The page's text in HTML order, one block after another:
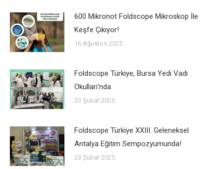
600 Mikronot Foldscope Mikroskop İle
Keşfe Çıkıyor!
16 Ağustos 2025
Foldscope Türkiye, Bursa Yedi Vadi
Okulları’nda
23 Şubat 2025
Foldscope Türkiye XXIII. Geleneksel
Antalya Eğitim Sempozyumunda!
23 Şubat 2025